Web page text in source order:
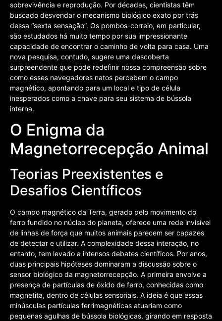
sobrevivência e reprodução. Por décadas, cientistas têm
buscado desvendar o mecanismo biológico exato por trás
dessa “sexta sensação”. Os pombos-correio, em particular,
são estudados há muito tempo por sua impressionante
capacidade de encontrar o caminho de volta para casa. Uma
nova pesquisa, contudo, sugere uma descoberta
surpreendente que pode redefinir nossa compreensão sobre
como esses navegadores natos percebem o campo
magnético, apontando para um local e tipo de célula
inesperados como a chave para seu sistema de bússola
interna.
O Enigma da
Magnetorrecepção Animal
Teorias Preexistentes e
Desafios Científicos
O campo magnético da Terra, gerado pelo movimento do
ferro fundido no núcleo do planeta, oferece uma rede invisível
de linhas de força que muitos animais parecem ser capazes
de detectar e utilizar. A complexidade dessa interação, no
entanto, tem levado a intensos debates científicos. Por anos,
duas principais hipóteses dominaram a discussão sobre o
sensor biológico da magnetorrecepção. A primeira envolve a
presença de partículas de óxido de ferro, conhecidas como
magnetita, dentro de células sensoriais. A ideia é que essas
minúsculas partículas ferrimagnéticas atuariam como
pequenas agulhas de bússola biológicas, girando em resposta